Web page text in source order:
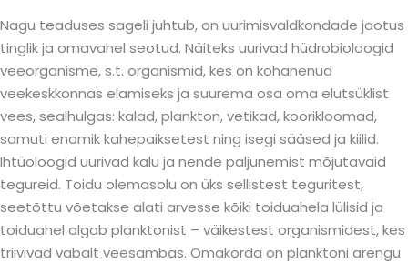
Nagu teaduses sageli juhtub, on uurimisvaldkondade jaotus
tinglik ja omavahel seotud. Näiteks uurivad hüdrobioloogid
veeorganisme, s.t. organismid, kes on kohanenud
veekeskkonnas elamiseks ja suurema osa oma elutsüklist
vees, sealhulgas: kalad, plankton, vetikad, koorikloomad,
samuti enamik kahepaiksetest ning isegi sääsed ja kiilid.
Ihtüoloogid uurivad kalu ja nende paljunemist mõjutavaid
tegureid. Toidu olemasolu on üks sellistest teguritest,
seetõttu võetakse alati arvesse kõiki toiduahela lülisid ja
toiduahel algab planktonist – väikestest organismidest, kes
triivivad vabalt veesambas. Omakorda on planktoni arengu